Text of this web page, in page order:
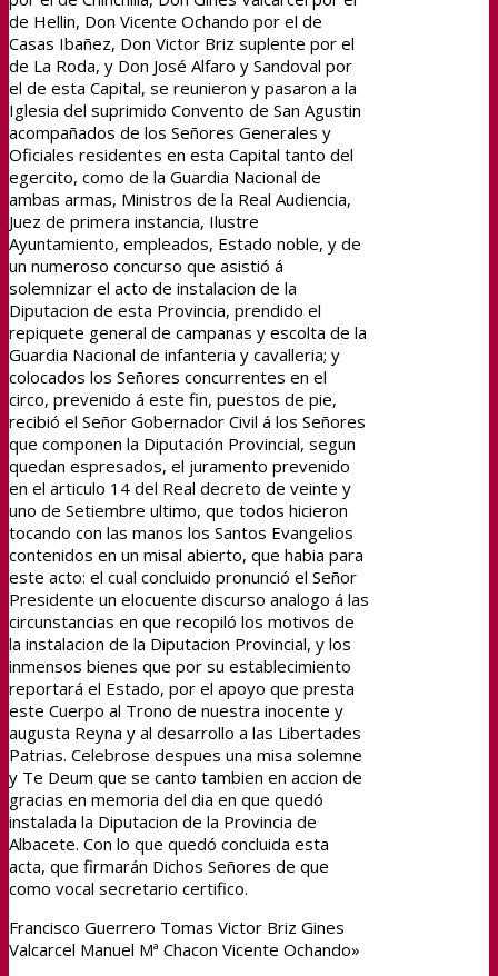
de Hellin, Don Vicente Ochando por el de
Casas Ibañez, Don Victor Briz suplente por el
de La Roda, y Don José Alfaro y Sandoval por
el de esta Capital, se reunieron y pasaron a la
Iglesia del suprimido Convento de San Agustin
acompañados de los Señores Generales y
Oficiales residentes en esta Capital tanto del
egercito, como de la Guardia Nacional de
ambas armas, Ministros de la Real Audiencia,
Juez de primera instancia, Ilustre
Ayuntamiento, empleados, Estado noble, y de
un numeroso concurso que asistió á
solemnizar el acto de instalacion de la
Diputacion de esta Provincia, prendido el
repiquete general de campanas y escolta de la
Guardia Nacional de infanteria y cavalleria; y
colocados los Señores concurrentes en el
circo, prevenido á este fin, puestos de pie,
recibió el Señor Gobernador Civil á los Señores
que componen la Diputación Provincial, segun
quedan espresados, el juramento prevenido
en el articulo 14 del Real decreto de veinte y
uno de Setiembre ultimo, que todos hicieron
tocando con las manos los Santos Evangelios
contenidos en un misal abierto, que habia para
este acto: el cual concluido pronunció el Señor
Presidente un elocuente discurso analogo á las
circunstancias en que recopiló los motivos de
la instalacion de la Diputacion Provincial, y los
inmensos bienes que por su establecimiento
reportará el Estado, por el apoyo que presta
este Cuerpo al Trono de nuestra inocente y
augusta Reyna y al desarrollo a las Libertades
Patrias. Celebrose despues una misa solemne
y Te Deum que se canto tambien en accion de
gracias en memoria del dia en que quedó
instalada la Diputacion de la Provincia de
Albacete. Con lo que quedó concluida esta
acta, que firmarán Dichos Señores de que
como vocal secretario certifico.
Francisco Guerrero Tomas Victor Briz Gines
Valcarcel Manuel Mª Chacon Vicente Ochando»